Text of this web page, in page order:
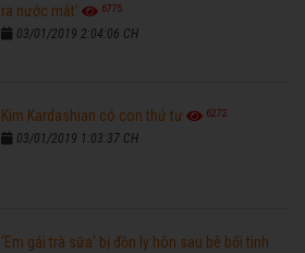
ra nước mắt'
6775
03/01/2019 2:04:06 CH
Kim Kardashian có con thứ tư 6272
03/01/2019 1:03:37 CH
'Em gái trà sữa' bị đồn ly hôn sau bê bối tình